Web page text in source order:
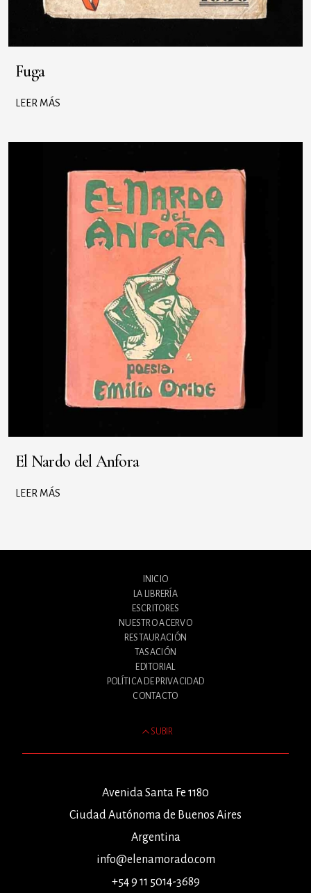
Fuga
LEER MÁS
El Nardo del Anfora
LEER MÁS
INICIO
LA LIBRERÍA
ESCRITORES
NUESTRO ACERVO
RESTAURACIÓN
TASACIÓN
EDITORIAL
POLÍTICA DE PRIVACIDAD
CONTACTO
SUBIR
Avenida Santa Fe 1180
Ciudad Autónoma de Buenos Aires
Argentina
info@elenamorado.com
+54 9 11 5014-3689